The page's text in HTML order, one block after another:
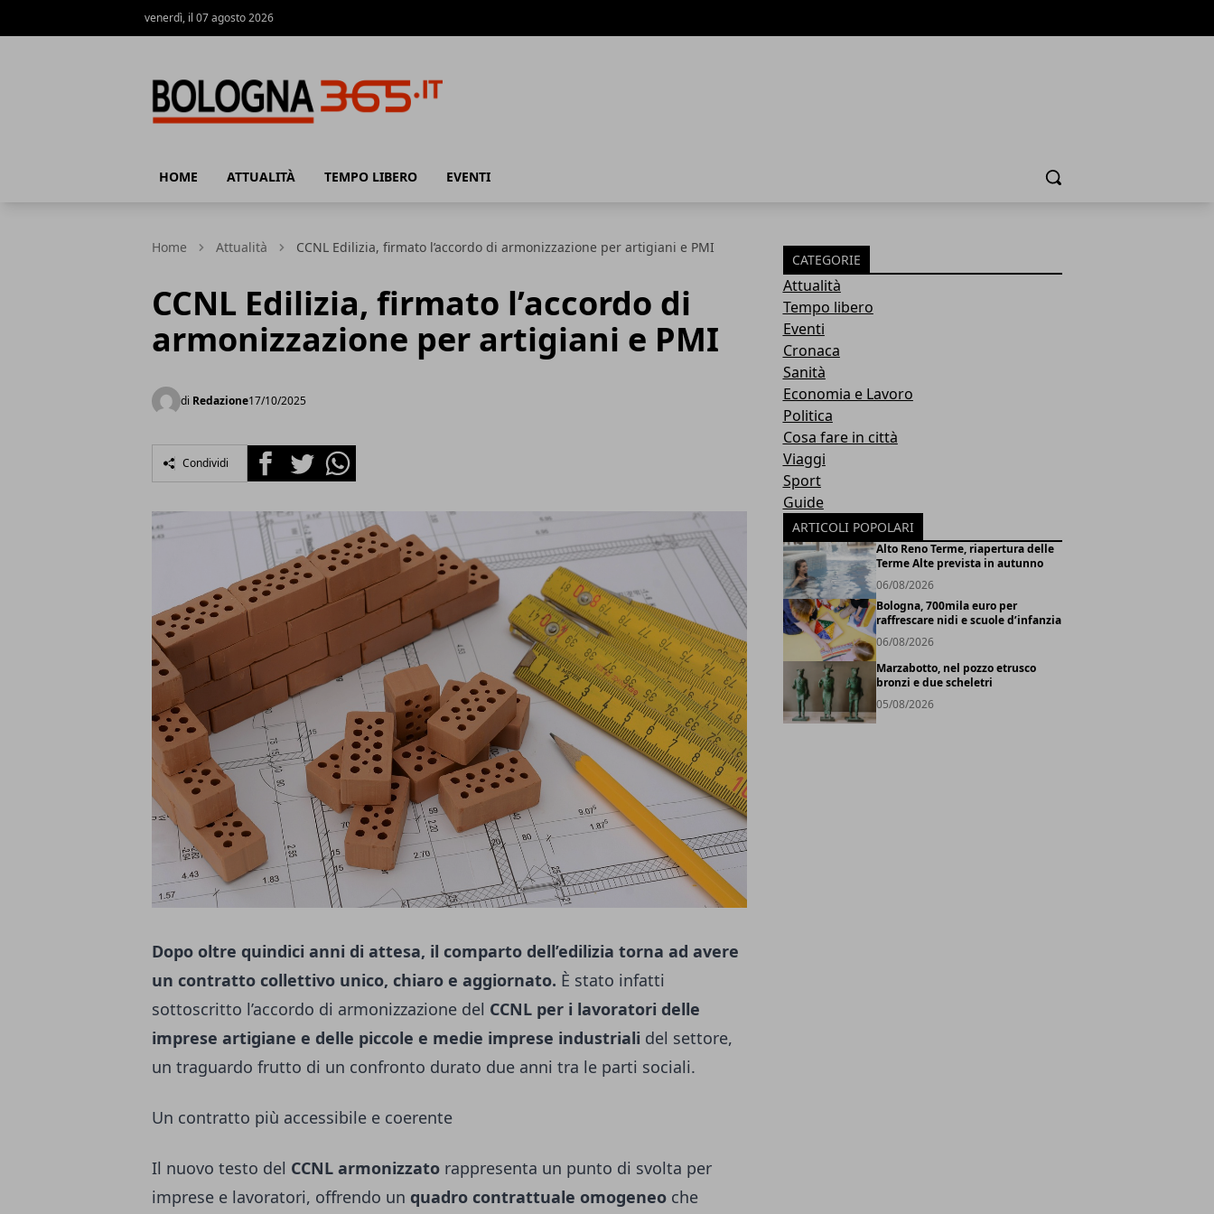
venerdì, il 07 agosto 2026
HOME ATTUALITÀ TEMPO LIBERO EVENTI Cerca
Home Attualità CCNL Edilizia, firmato l’accordo di armonizzazione per artigiani e PMI
CCNL Edilizia, firmato l’accordo di
armonizzazione per artigiani e PMI
di Redazione17/10/2025
Condividi FacebookTwitterWhatsapp
Dopo oltre quindici anni di attesa, il comparto dell’edilizia torna ad avere
un contratto collettivo unico, chiaro e aggiornato. È stato infatti
sottoscritto l’accordo di armonizzazione del CCNL per i lavoratori delle
imprese artigiane e delle piccole e medie imprese industriali del settore,
un traguardo frutto di un confronto durato due anni tra le parti sociali.
Un contratto più accessibile e coerente
Il nuovo testo del CCNL armonizzato rappresenta un punto di svolta per
imprese e lavoratori, offrendo un quadro contrattuale omogeneo che
CATEGORIE
Attualità
Tempo libero
Eventi
Cronaca
Sanità
Economia e Lavoro
Politica
Cosa fare in città
Viaggi
Sport
Guide
ARTICOLI POPOLARI
Alto Reno Terme, riapertura delle
Terme Alte prevista in autunno
06/08/2026
Bologna, 700mila euro per
raffrescare nidi e scuole d’infanzia
06/08/2026
Marzabotto, nel pozzo etrusco
bronzi e due scheletri
05/08/2026